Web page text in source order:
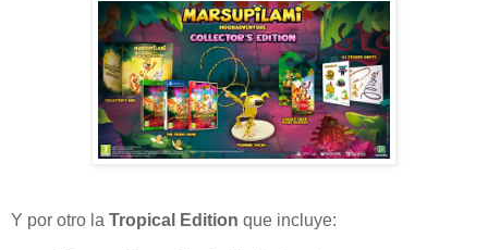
Y por otro la Tropical Edition que incluye: